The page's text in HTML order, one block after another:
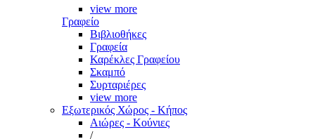
view more
Γραφείο
Βιβλιοθήκες
Γραφεία
Καρέκλες Γραφείου
Σκαμπό
Συρταριέρες
view more
Εξωτερικός Χώρος - Κήπος
Αιώρες - Κούνιες
/